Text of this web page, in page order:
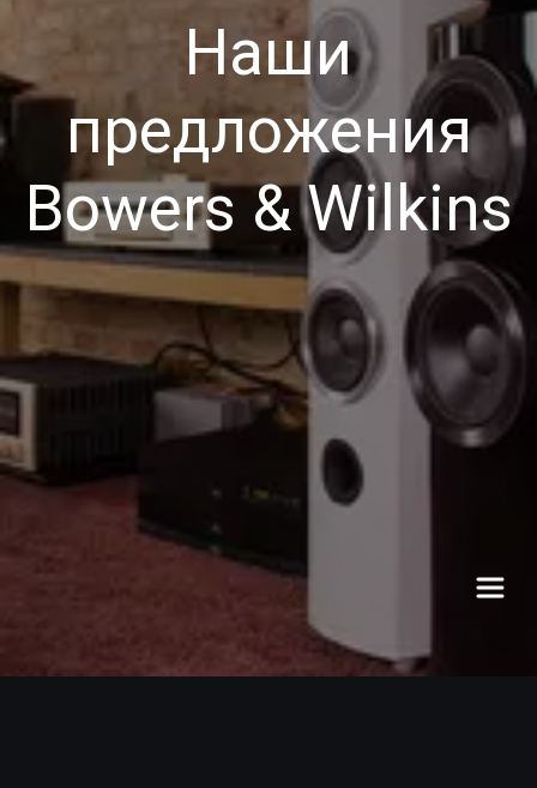
Наши
предложения
Bowers & Wilkins